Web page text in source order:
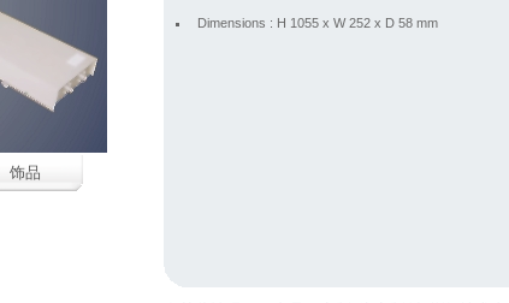
饰品
Dimensions : H 1055 x W 252 x D 58 mm